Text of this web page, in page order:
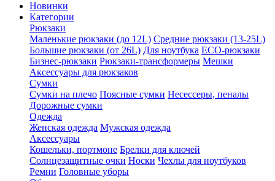
Новинки
Категории
Рюкзаки
Маленькие рюкзаки (до 12L) Средние рюкзаки (13-25L)
Большие рюкзаки (от 26L) Для ноутбука ECO-рюкзаки
Бизнес-рюкзаки Рюкзаки-трансформеры Мешки
Аксессуары для рюкзаков
Сумки
Сумки на плечо Поясные сумки Несессеры, пеналы
Дорожные сумки
Одежда
Женская одежда Мужская одежда
Аксессуары
Кошельки, портмоне Брелки для ключей
Солнцезащитные очки Носки Чехлы для ноутбуков
Ремни Головные уборы